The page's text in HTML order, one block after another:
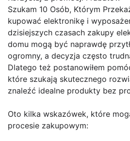
Szukam 10 Osób, Którym
kupować elektronikę i
dzisiejszych czasach zakupy
domu mogą być naprawdę
ogromny, a decyzja często
Dlatego też postanowiłem
które szukają skutecznego
znaleźć idealne produkty bez
Oto kilka wskazówek, które
procesie zakupowym: